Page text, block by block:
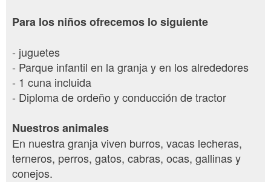
Para los niños ofrecemos lo siguiente
- juguetes
- Parque infantil en la granja y en los alrededores
- 1 cuna incluida
- Diploma de ordeño y conducción de tractor
Nuestros animales
En nuestra granja viven burros, vacas lecheras,
terneros, perros, gatos, cabras, ocas, gallinas y
conejos.